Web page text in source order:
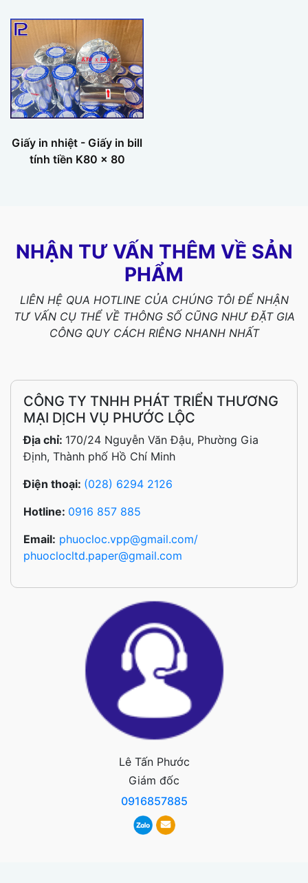
Giấy in nhiệt - Giấy in bill
tính tiền K80 x 80
NHẬN TƯ VẤN THÊM VỀ SẢN
PHẨM
LIÊN HỆ QUA HOTLINE CỦA CHÚNG TÔI ĐỂ NHẬN
TƯ VẤN CỤ THỂ VỀ THÔNG SỐ CŨNG NHƯ ĐẶT GIA
CÔNG QUY CÁCH RIÊNG NHANH NHẤT
CÔNG TY TNHH PHÁT TRIỂN THƯƠNG
MẠI DỊCH VỤ PHƯỚC LỘC
Địa chỉ: 170/24 Nguyễn Văn Đậu, Phường Gia
Định, Thành phố Hồ Chí Minh
Điện thoại: (028) 6294 2126
Hotline: 0916 857 885
Email: phuocloc.vpp@gmail.com/
phuoclocltd.paper@gmail.com
Lê Tấn Phước
Giám đốc
0916857885